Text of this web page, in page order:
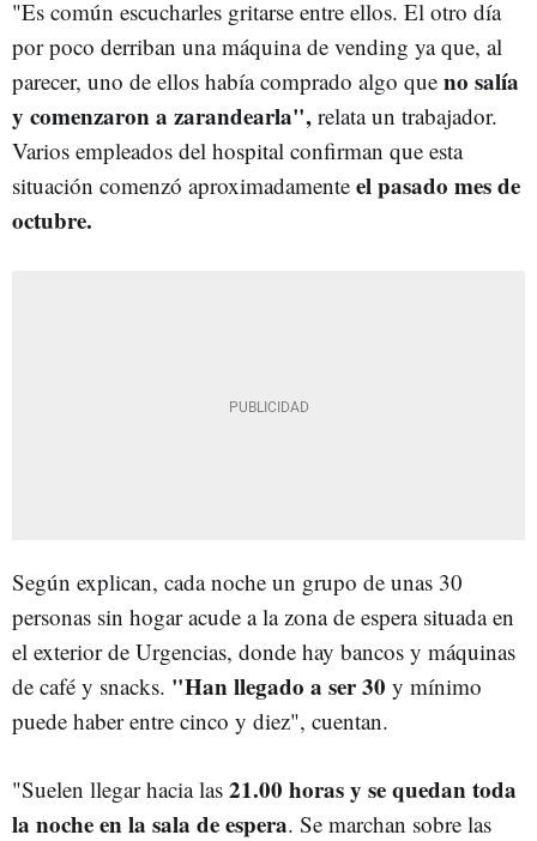
"Es común escucharles gritarse entre ellos. El otro día
por poco derriban una máquina de vending ya que, al
parecer, uno de ellos había comprado algo que no salía
y comenzaron a zarandearla", relata un trabajador.
Varios empleados del hospital confirman que esta
situación comenzó aproximadamente el pasado mes de
octubre.
Según explican, cada noche un grupo de unas 30
personas sin hogar acude a la zona de espera situada en
el exterior de Urgencias, donde hay bancos y máquinas
de café y snacks. "Han llegado a ser 30 y mínimo
puede haber entre cinco y diez", cuentan.
"Suelen llegar hacia las 21.00 horas y se quedan toda
la noche en la sala de espera. Se marchan sobre las